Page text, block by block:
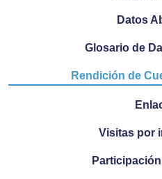
Datos
Glosario de
Rendición de
Visitas por